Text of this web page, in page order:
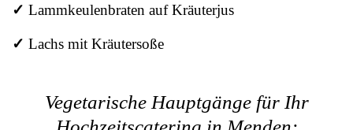
✓ Lammkeulenbraten auf Kräuterjus
✓ Lachs mit Kräutersoße
Vegetarische Hauptgänge für Ihr